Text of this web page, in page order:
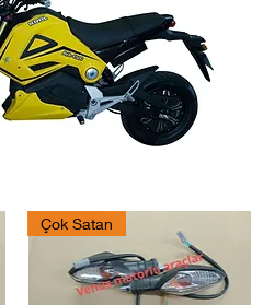
Çok Satan